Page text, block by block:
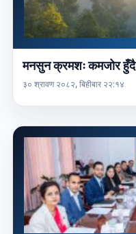
मनसुन क्रमशः कमजोर हुँदै
३० श्रावण २०८२, बिहीबार २२:१४